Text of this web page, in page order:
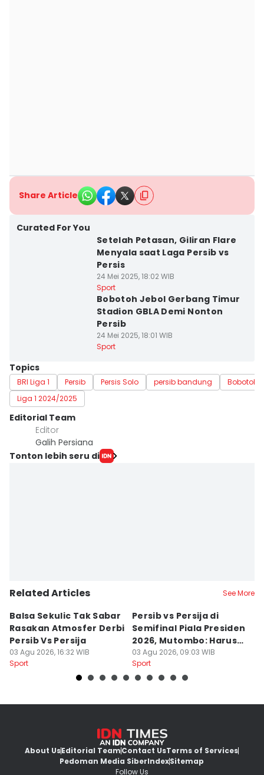
Share Article
Curated For You
Setelah Petasan, Giliran Flare
Menyala saat Laga Persib vs
Persis
24 Mei 2025, 18:02 WIB
Sport
Bobotoh Jebol Gerbang Timur
Stadion GBLA Demi Nonton
Persib
24 Mei 2025, 18:01 WIB
Sport
Topics
BRI Liga 1 Persib Persis Solo persib bandung
Bobotoh
Liga 1 2024/2025
Editorial Team
Editor
Galih Persiana
Tonton lebih seru di
Related Articles See More
Balsa Sekulic Tak Sabar
Rasakan Atmosfer Derbi
Persib Vs Persija
03 Agu 2026, 16:32 WIB
Sport
Persib vs Persija di
Semifinal Piala Presiden
2026, Mutombo: Harus
Menang
03 Agu 2026, 09:03 WIB
Sport
About UsEditorial TeamContact UsTerms of Services
Pedoman Media SiberIndexSitemap
Follow Us